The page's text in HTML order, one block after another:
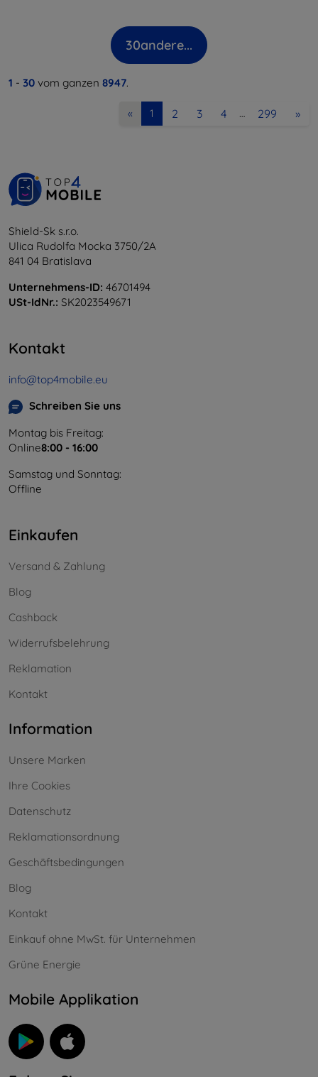
30andere...
1 - 30 vom ganzen 8947.
« 1 2 3 4 … 299 »
Shield-Sk s.r.o.
Ulica Rudolfa Mocka 3750/2A
841 04 Bratislava
Unternehmens-ID: 46701494
USt-IdNr.: SK2023549671
Kontakt
info@top4mobile.eu
Schreiben Sie uns
Montag bis Freitag:
Online8:00 - 16:00
Samstag und Sonntag:
Offline
Einkaufen
Versand & Zahlung
Blog
Cashback
Widerrufsbelehrung
Reklamation
Kontakt
Information
Unsere Marken
Ihre Cookies
Datenschutz
Reklamationsordnung
Geschäftsbedingungen
Blog
Kontakt
Einkauf ohne MwSt. für Unternehmen
Grüne Energie
Mobile Applikation